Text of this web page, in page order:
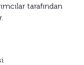
tarafından